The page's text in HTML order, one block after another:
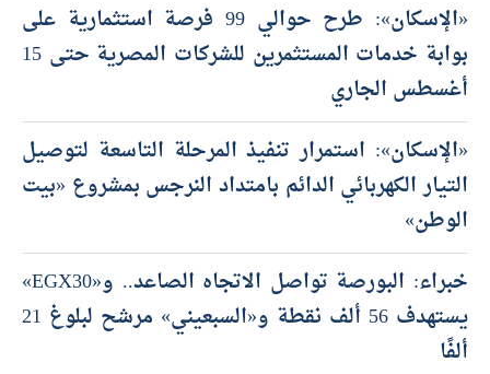
«الإسكان»: طرح حوالي 99 فرصة استثمارية على
بوابة خدمات المستثمرين للشركات المصرية حتى 15
أغسطس الجاري
«الإسكان»: استمرار تنفيذ المرحلة التاسعة لتوصيل
التيار الكهربائي الدائم بامتداد النرجس بمشروع «بيت
الوطن»
خبراء: البورصة تواصل الاتجاه الصاعد.. و«EGX30»
يستهدف 56 ألف نقطة و«السبعيني» مرشح لبلوغ 21
ألفًا